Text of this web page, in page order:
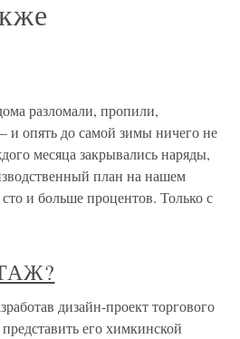
разломали, пропили,
и опять до самой зимы ничего не
месяца закрывались наряды,
план на нашем
и больше процентов. Только с
дизайн-проект торгового
его химкинской